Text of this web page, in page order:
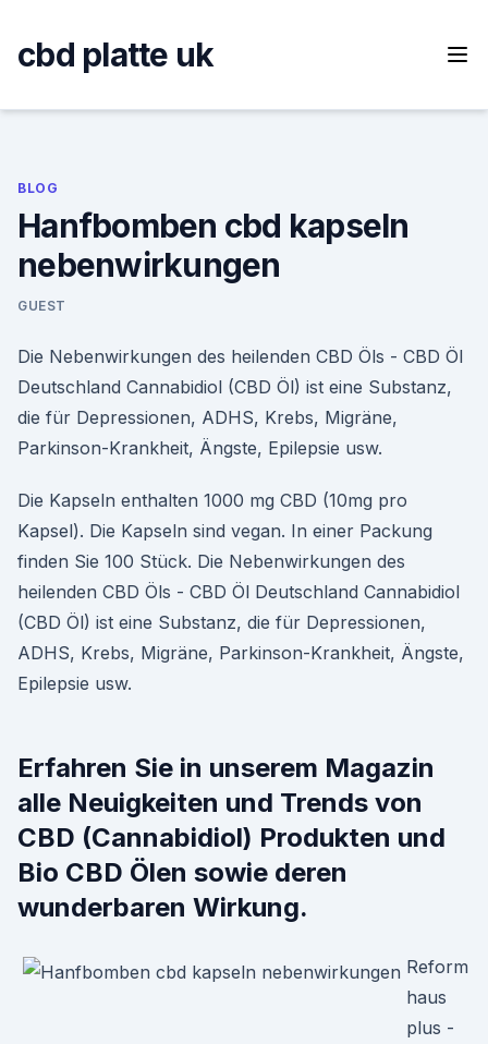
content
cbd platte uk
BLOG
Hanfbomben cbd kapseln
nebenwirkungen
GUEST
Die Nebenwirkungen des heilenden CBD Öls - CBD Öl
Deutschland Cannabidiol (CBD Öl) ist eine Substanz,
die für Depressionen, ADHS, Krebs, Migräne,
Parkinson-Krankheit, Ängste, Epilepsie usw.
Die Kapseln enthalten 1000 mg CBD (10mg pro
Kapsel). Die Kapseln sind vegan. In einer Packung
finden Sie 100 Stück. Die Nebenwirkungen des
heilenden CBD Öls - CBD Öl Deutschland Cannabidiol
(CBD Öl) ist eine Substanz, die für Depressionen,
ADHS, Krebs, Migräne, Parkinson-Krankheit, Ängste,
Epilepsie usw.
Erfahren Sie in unserem Magazin
alle Neuigkeiten und Trends von
CBD (Cannabidiol) Produkten und
Bio CBD Ölen sowie deren
wunderbaren Wirkung.
Reform
haus
plus -